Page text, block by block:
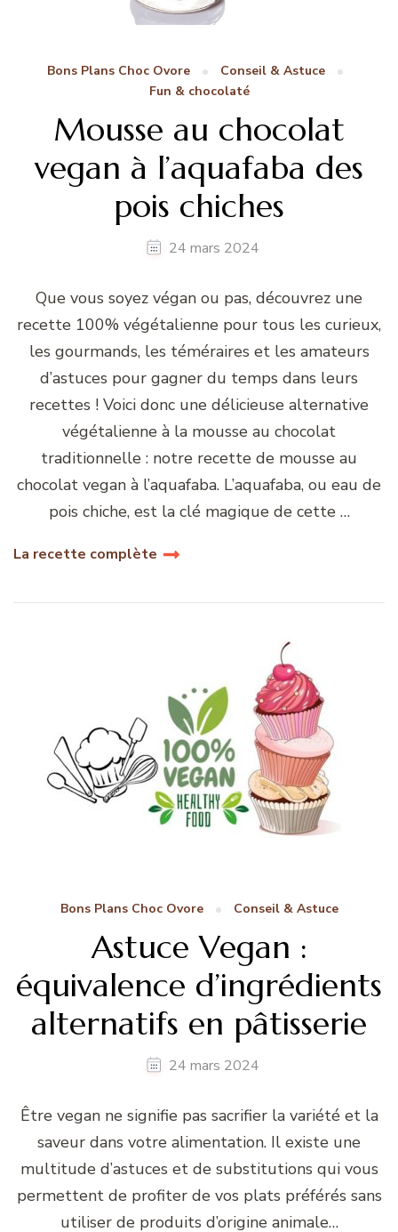
Bons Plans Choc Ovore
Conseil & Astuce
Fun & chocolaté
Mousse au chocolat
vegan à l’aquafaba des
pois chiches
24 mars 2024
Que vous soyez végan ou pas, découvrez une
recette 100% végétalienne pour tous les curieux,
les gourmands, les téméraires et les amateurs
d’astuces pour gagner du temps dans leurs
recettes ! Voici donc une délicieuse alternative
végétalienne à la mousse au chocolat
traditionnelle : notre recette de mousse au
chocolat vegan à l’aquafaba. L’aquafaba, ou eau de
pois chiche, est la clé magique de cette …
La recette complète
Bons Plans Choc Ovore Conseil & Astuce
Astuce Vegan :
équivalence d’ingrédients
alternatifs en pâtisserie
24 mars 2024
Être vegan ne signifie pas sacrifier la variété et la
saveur dans votre alimentation. Il existe une
multitude d’astuces et de substitutions qui vous
permettent de profiter de vos plats préférés sans
utiliser de produits d’origine animale…